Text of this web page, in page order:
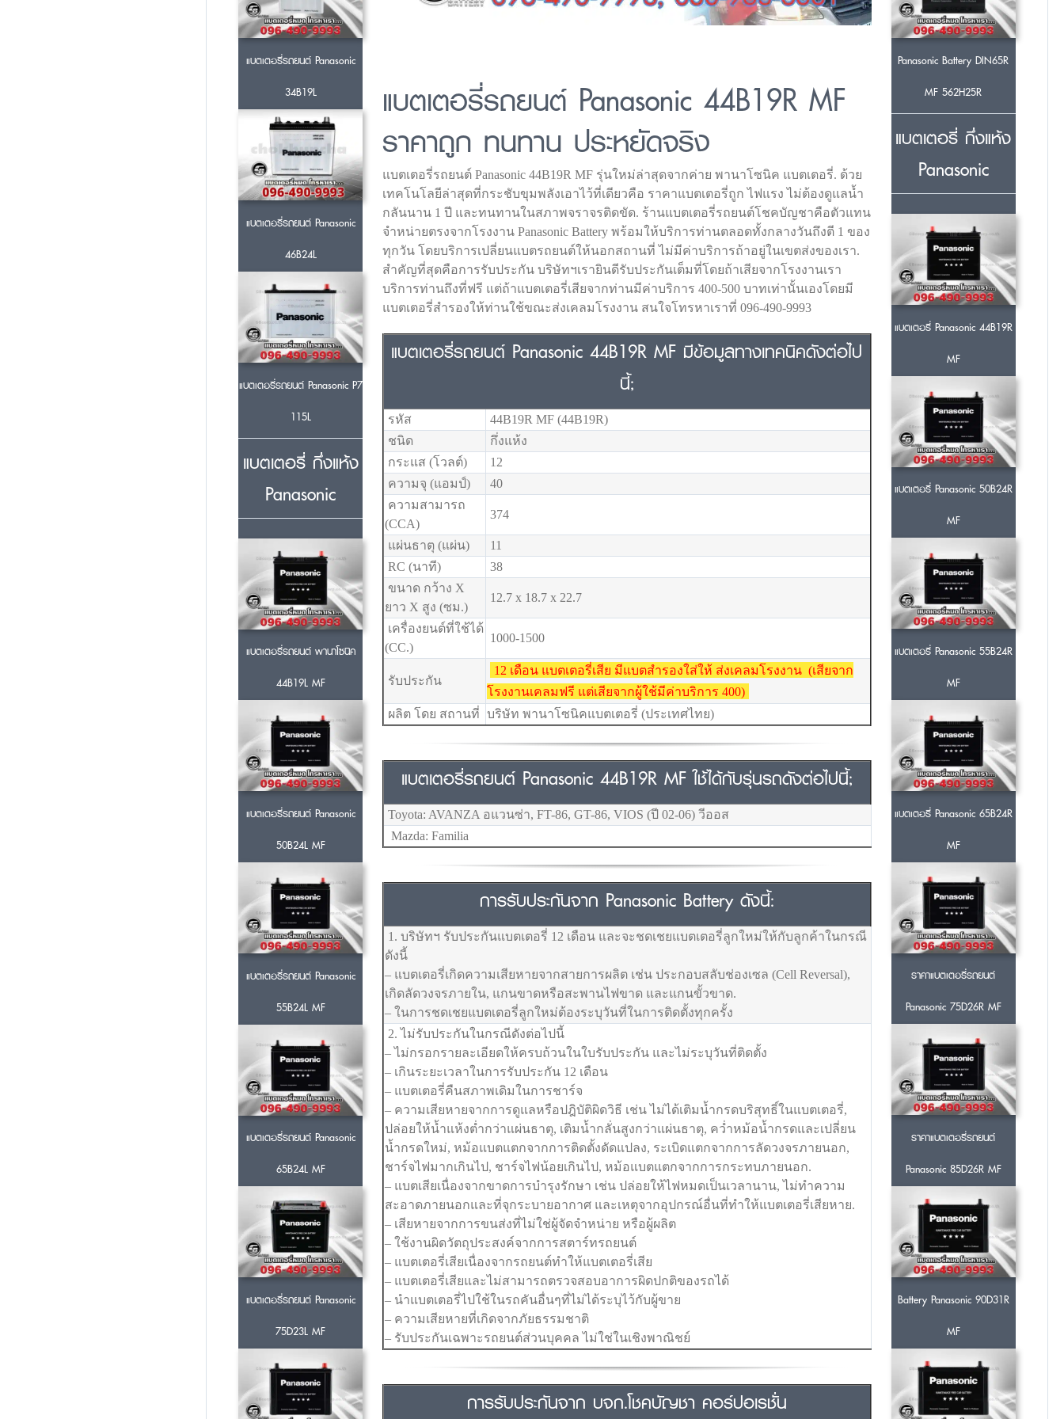
แบตเตอรี่รถยนต์ Panasonic
34B19L
แบตเตอรี่รถยนต์ Panasonic
46B24L
แบตเตอรี่รถยนต์ Panasonic P7
115L
แบตเตอรี่ กึ่งแห้ง
Panasonic
แบตเตอรี่รถยนต์ พานาโซนิค
44B19L MF
แบตเตอรี่รถยนต์ Panasonic
50B24L MF
แบตเตอรี่รถยนต์ Panasonic
55B24L MF
แบตเตอรี่รถยนต์ Panasonic
65B24L MF
แบตเตอรี่รถยนต์ Panasonic
75D23L MF
แบตเตอรี่รถยนต์ Panasonic 44B19R MF
ราคาถูก ทนทาน ประหยัดจริง
แบตเตอรี่รถยนต์ Panasonic 44B19R MF รุ่นใหม่ล่าสุดจากค่าย พานาโซนิค แบตเตอรี่. ด้วย
เทคโนโลยีล่าสุดที่กระชับขุมพลังเอาไว้ที่เดียวคือ ราคาแบตเตอรี่ถูก ไฟแรง ไม่ต้องดูแลน้ำ
กลันนาน 1 ปี และทนทานในสภาพจราจรติดขัด. ร้านแบตเตอรี่รถยนต์โชคบัญชาคือตัวแทน
จำหน่ายตรงจากโรงงาน Panasonic Battery พร้อมให้บริการท่านตลอดทั้งกลางวันถึงตี 1 ของ
ทุกวัน โดยบริการเปลี่ยนแบตรถยนต์ให้นอกสถานที่ ไม่มีค่าบริการถ้าอยู่ในเขตส่งของเรา.
สำคัญที่สุดคือการรับประกัน บริษัทฯเรายินดีรับประกันเต็มที่โดยถ้าเสียจากโรงงานเรา
บริการท่านถึงที่ฟรี แต่ถ้าแบตเตอรี่เสียจากท่านมีค่าบริการ 400-500 บาทเท่านั้นเองโดยมี
แบตเตอรี่สำรองให้ท่านใช้ขณะส่งเคลมโรงงาน สนใจโทรหาเราที่ 096-490-9993
แบตเตอรี่รถยนต์ Panasonic 44B19R MF มีข้อมูลทางเทคนิคดังต่อไป
นี้;
รหัส
44B19R MF (44B19R)
ชนิด
กึ่งแห้ง
กระแส (โวลต์)
12
ความจุ (แอมป์)
40
ความสามารถ
(CCA)
374
แผ่นธาตุ (แผ่น)
11
RC (นาที)
38
ขนาด กว้าง X
ยาว X สูง (ซม.)
12.7 x 18.7 x 22.7
เครื่องยนต์ที่ใช้ได้
(CC.)
1000-1500
รับประกัน
12 เดือน แบตเตอรี่เสีย มีแบตสำรองใส่ให้ ส่งเคลมโรงงาน (เสียจาก
โรงงานเคลมฟรี แต่เสียจากผู้ใช้มีค่าบริการ 400)
ผลิต โดย สถานที่ บริษัท พานาโซนิคแบตเตอรี่ (ประเทศไทย)
แบตเตอรี่รถยนต์ Panasonic 44B19R MF ใช้ได้กับรุ่นรถดังต่อไปนี้;
Toyota: AVANZA อแวนซ่า, FT-86, GT-86, VIOS (ปี 02-06) วีออส
Mazda: Familia
การรับประกันจาก Panasonic Battery ดังนี้:
1. บริษัทฯ รับประกันแบตเตอรี่ 12 เดือน และจะชดเชยแบตเตอรี่ลูกใหม่ให้กับลูกค้าในกรณี
ดังนี้
– แบตเตอรี่เกิดความเสียหายจากสายการผลิต เช่น ประกอบสลับช่องเซล (Cell Reversal),
เกิดลัดวงจรภายใน, แกนขาดหรือสะพานไฟขาด และแกนขั้วขาด.
– ในการชดเชยแบตเตอรี่ลูกใหม่ต้องระบุวันที่ในการติดตั้งทุกครั้ง
2. ไม่รับประกันในกรณีดังต่อไปนี้
– ไม่กรอกรายละเอียดให้ครบถ้วนในใบรับประกัน และไม่ระบุวันที่ติดตั้ง
– เกินระยะเวลาในการรับประกัน 12 เดือน
– แบตเตอรี่คืนสภาพเดิมในการชาร์จ
– ความเสียหายจากการดูแลหรือปฎิบัติผิดวิธี เช่น ไม่ได้เติมน้ำกรดบริสุทธิ์ในแบตเตอรี่,
ปล่อยให้น้ำแห้งต่ำกว่าแผ่นธาตุ, เติมน้ำกลั่นสูงกว่าแผ่นธาตุ, คว่ำหม้อน้ำกรดและเปลี่ยน
น้ำกรดใหม่, หม้อแบตแตกจากการติดตั้งดัดแปลง, ระเบิดแตกจากการลัดวงจรภายนอก,
ชาร์จไฟมากเกินไป, ชาร์จไฟน้อยเกินไป, หม้อแบตแตกจากการกระทบภายนอก.
– แบตเสียเนื่องจากขาดการบำรุงรักษา เช่น ปล่อยให้ไฟหมดเป็นเวลานาน, ไม่ทำความ
สะอาดภายนอกและที่จุกระบายอากาศ และเหตุจากอุปกรณ์อื่นที่ทำให้แบตเตอรี่เสียหาย.
– เสียหายจากการขนส่งที่ไม่ใช่ผู้จัดจำหน่าย หรือผู้ผลิต
– ใช้งานผิดวัตถุประสงค์จากการสตาร์ทรถยนต์
– แบตเตอรี่เสียเนื่องจากรถยนต์ทำให้แบตเตอรี่เสีย
– แบตเตอรี่เสียและไม่สามารถตรวจสอบอาการผิดปกติของรถได้
– นำแบตเตอรี่ไปใช้ในรถคันอื่นๆที่ไม่ได้ระบุไว้กับผู้ขาย
– ความเสียหายที่เกิดจากภัยธรรมชาติ
– รับประกันเฉพาะรถยนต์ส่วนบุคคล ไม่ใช่ในเชิงพาณิชย์
การรับประกันจาก บจก.โชคบัญชา คอร์ปอเรชั่น
Panasonic Battery DIN65R
MF 562H25R
แบตเตอรี่ กึ่งแห้ง
Panasonic
แบตเตอรี่ Panasonic 44B19R
MF
แบตเตอรี่ Panasonic 50B24R
MF
แบตเตอรี่ Panasonic 55B24R
MF
แบตเตอรี่ Panasonic 65B24R
MF
ราคาแบตเตอรี่รถยนต์
Panasonic 75D26R MF
ราคาแบตเตอรี่รถยนต์
Panasonic 85D26R MF
Battery Panasonic 90D31R
MF